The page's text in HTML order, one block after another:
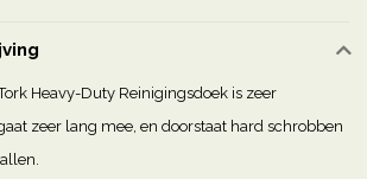
Heavy-Duty Reinigingsdoek is zeer
zeer lang mee, en doorstaat hard schrobben